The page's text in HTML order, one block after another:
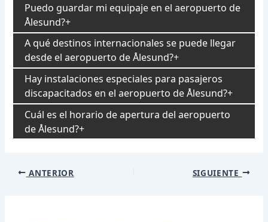
Puedo guardar mi equipaje en el aeropuerto de
Ålesund?
A qué destinos internacionales se puede llegar
desde el aeropuerto de Ålesund?
Hay instalaciones especiales para pasajeros
discapacitados en el aeropuerto de Ålesund?
Cuál es el horario de apertura del aeropuerto
de Ålesund?
Navegación
ANTERIOR SIGUIENTE